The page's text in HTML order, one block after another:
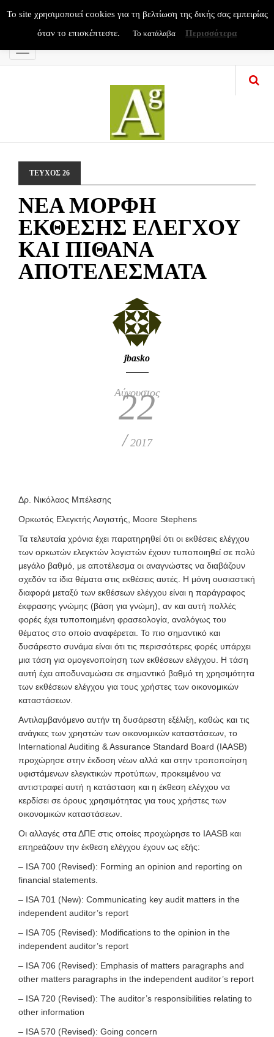
Menu
ΤΕΥΧΟΣ 26
ΝΕΑ ΜΟΡΦΗ
ΕΚΘΕΣΗΣ ΕΛΕΓΧΟΥ
ΚΑΙ ΠΙΘΑΝΑ
ΑΠΟΤΕΛΕΣΜΑΤΑ
jbasko
Αύγουστος
22
/ 2017
Δρ. Νικόλαος Μπέλεσης
Ορκωτός Ελεγκτής Λογιστής, Moore Stephens
Τα τελευταία χρόνια έχει παρατηρηθεί ότι οι εκθέσεις ελέγχου
των ορκωτών ελεγκτών λογιστών έχουν τυποποιηθεί σε πολύ
μεγάλο βαθμό, με αποτέλεσμα οι αναγνώστες να διαβάζουν
σχεδόν τα ίδια θέματα στις εκθέσεις αυτές. Η μόνη ουσιαστική
διαφορά μεταξύ των εκθέσεων ελέγχου είναι η παράγραφος
έκφρασης γνώμης (βάση για γνώμη), αν και αυτή πολλές
φορές έχει τυποποιημένη φρασεολογία, αναλόγως του
θέματος στο οποίο αναφέρεται. Το πιο σημαντικό και
δυσάρεστο συνάμα είναι ότι τις περισσότερες φορές υπάρχει
μια τάση για ομογενοποίηση των εκθέσεων ελέγχου. Η τάση
αυτή έχει αποδυναμώσει σε σημαντικό βαθμό τη χρησιμότητα
των εκθέσεων ελέγχου για τους χρήστες των οικονομικών
καταστάσεων.
Αντιλαμβανόμενο αυτήν τη δυσάρεστη εξέλιξη, καθώς και τις
ανάγκες των χρηστών των οικονομικών καταστάσεων, το
International Auditing & Assurance Standard Board (IAASB)
προχώρησε στην έκδοση νέων αλλά και στην τροποποίηση
υφιστάμενων ελεγκτικών προτύπων, προκειμένου να
αντιστραφεί αυτή η κατάσταση και η έκθεση ελέγχου να
κερδίσει σε όρους χρησιμότητας για τους χρήστες των
οικονομικών καταστάσεων.
Οι αλλαγές στα ΔΠΕ στις οποίες προχώρησε το IAASB και
επηρεάζουν την έκθεση ελέγχου έχουν ως εξής:
– ISA 700 (Revised): Forming an opinion and reporting on
financial statements.
– ISA 701 (New): Communicating key audit matters in the
independent auditor’s report
– ISA 705 (Revised): Modifications to the opinion in the
independent auditor’s report
– ISA 706 (Revised): Emphasis of matters paragraphs and
other matters paragraphs in the independent auditor’s report
– ISA 720 (Revised): The auditor’s responsibilities relating to
other information
– ISA 570 (Revised): Going concern
To site χρησιμοποιεί cookies για τη βελτίωση της δικής σας εμπειρίας
όταν το επισκέπτεστε.
Το κατάλαβα Περισσότερα